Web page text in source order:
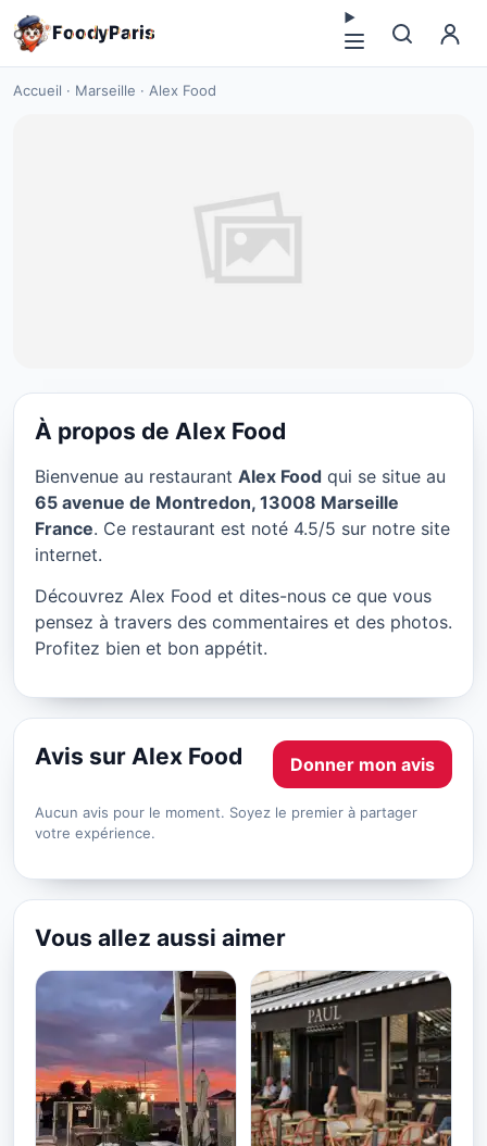
FoodyParis
Accueil · Marseille · Alex Food
Alex Food à Marseille
★ 4.5/5
À propos de Alex Food
Bienvenue au restaurant Alex Food qui se situe au
65 avenue de Montredon, 13008 Marseille
France. Ce restaurant est noté 4.5/5 sur notre site
internet.
Découvrez Alex Food et dites-nous ce que vous
pensez à travers des commentaires et des photos.
Profitez bien et bon appétit.
Avis sur Alex Food Donner mon avis
Aucun avis pour le moment. Soyez le premier à partager
votre expérience.
Vous allez aussi aimer